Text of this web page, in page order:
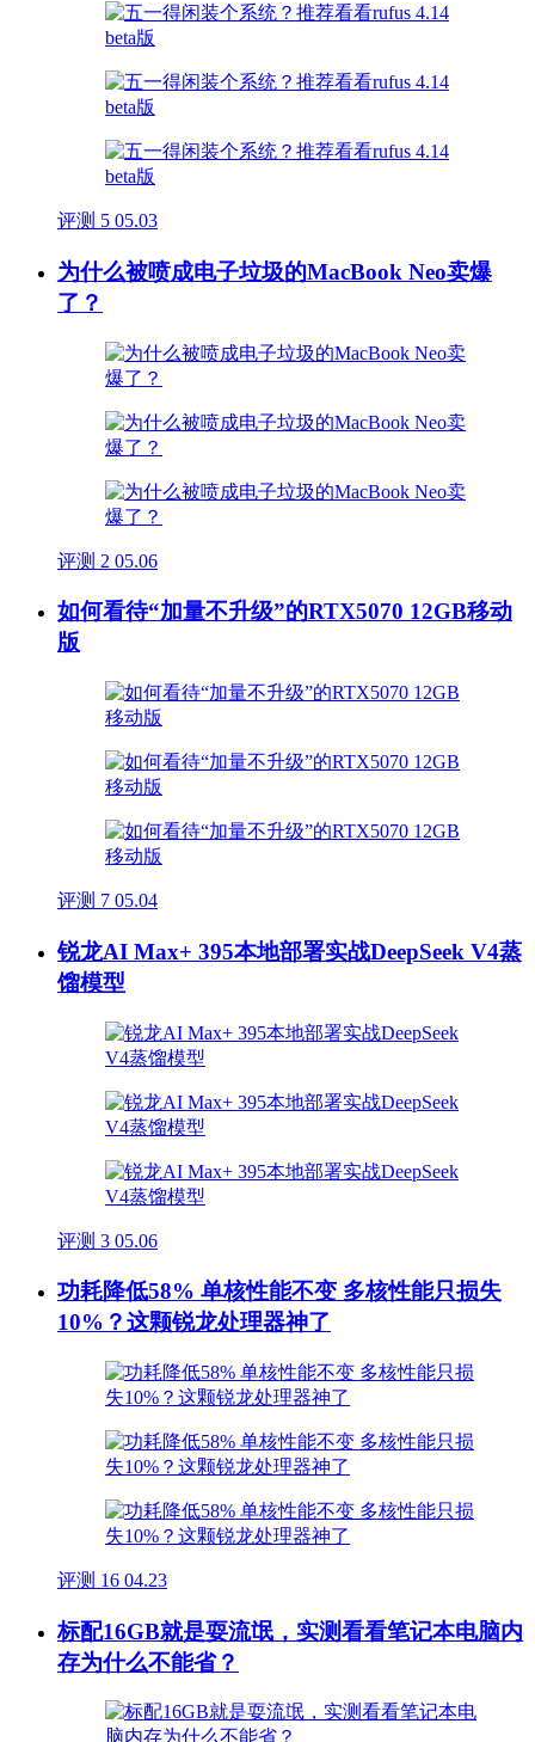
评测 5 05.03
为什么被喷成电子垃圾的MacBook Neo卖爆
了？
评测 2 05.06
如何看待“加量不升级”的RTX5070 12GB移动
版
评测 7 05.04
锐龙AI Max+ 395本地部署实战DeepSeek V4蒸
馏模型
评测 3 05.06
功耗降低58% 单核性能不变 多核性能只损失
10%？这颗锐龙处理器神了
评测 16 04.23
标配16GB就是耍流氓，实测看看笔记本电脑内
存为什么不能省？